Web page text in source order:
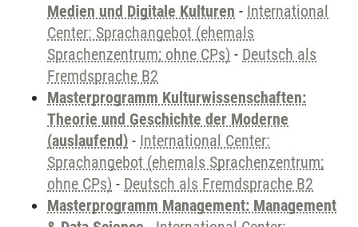
Medien und Digitale Kulturen - International
Center: Sprachangebot (ehemals
Sprachenzentrum; ohne CPs) - Deutsch als
Fremdsprache B2
Masterprogramm Kulturwissenschaften:
Theorie und Geschichte der Moderne
(auslaufend) - International Center:
Sprachangebot (ehemals Sprachenzentrum;
ohne CPs) - Deutsch als Fremdsprache B2
Masterprogramm Management: Management